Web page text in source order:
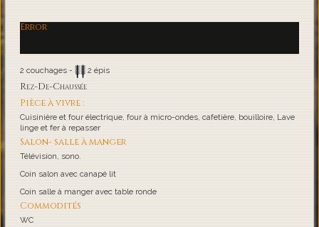
Error
2 couchages - 2 épis
Rez-De-Chaussée
Pièce à vivre :
Cuisinière et four électrique, four à micro-ondes, cafetière, bouilloire, Lave
linge et fer à repasser
Salon- salle à manger
Télévision, sono.
Coin salon avec canapé lit
Coin salle à manger avec table ronde
Commodités
WC